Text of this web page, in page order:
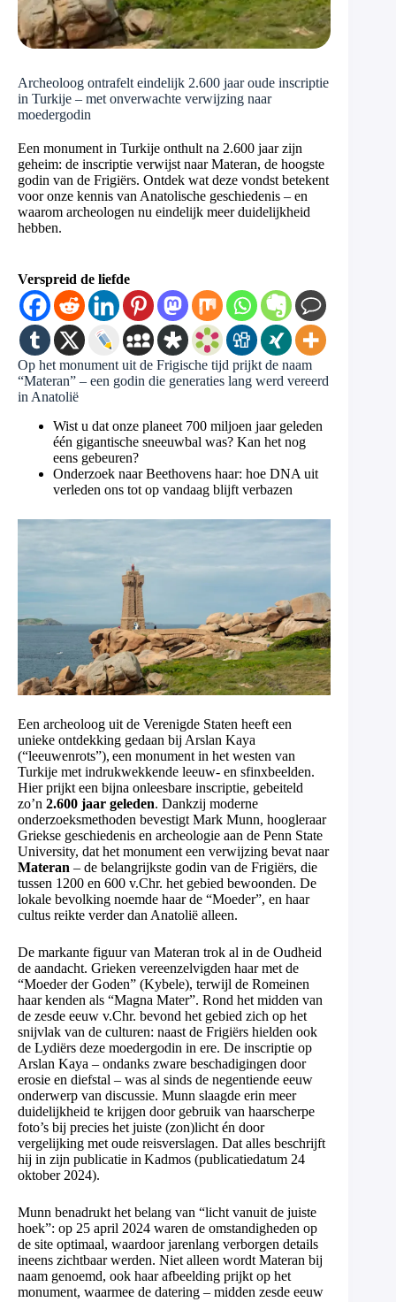
Archeoloog ontrafelt eindelijk 2.600 jaar oude inscriptie
in Turkije – met onverwachte verwijzing naar
moedergodin
Een monument in Turkije onthult na 2.600 jaar zijn
geheim: de inscriptie verwijst naar Materan, de hoogste
godin van de Frigiërs. Ontdek wat deze vondst betekent
voor onze kennis van Anatolische geschiedenis – en
waarom archeologen nu eindelijk meer duidelijkheid
hebben.
Verspreid de liefde
Op het monument uit de Frigische tijd prijkt de naam
“Materan” – een godin die generaties lang werd vereerd
in Anatolië
Wist u dat onze planeet 700 miljoen jaar geleden
één gigantische sneeuwbal was? Kan het nog
eens gebeuren?
Onderzoek naar Beethovens haar: hoe DNA uit
verleden ons tot op vandaag blijft verbazen
Een archeoloog uit de Verenigde Staten heeft een
unieke ontdekking gedaan bij Arslan Kaya
(“leeuwenrots”), een monument in het westen van
Turkije met indrukwekkende leeuw- en sfinxbeelden.
Hier prijkt een bijna onleesbare inscriptie, gebeiteld
zo’n 2.600 jaar geleden. Dankzij moderne
onderzoeksmethoden bevestigt Mark Munn, hoogleraar
Griekse geschiedenis en archeologie aan de Penn State
University, dat het monument een verwijzing bevat naar
Materan – de belangrijkste godin van de Frigiërs, die
tussen 1200 en 600 v.Chr. het gebied bewoonden. De
lokale bevolking noemde haar de “Moeder”, en haar
cultus reikte verder dan Anatolië alleen.
De markante figuur van Materan trok al in de Oudheid
de aandacht. Grieken vereenzelvigden haar met de
“Moeder der Goden” (Kybele), terwijl de Romeinen
haar kenden als “Magna Mater”. Rond het midden van
de zesde eeuw v.Chr. bevond het gebied zich op het
snijvlak van de culturen: naast de Frigiërs hielden ook
de Lydiërs deze moedergodin in ere. De inscriptie op
Arslan Kaya – ondanks zware beschadigingen door
erosie en diefstal – was al sinds de negentiende eeuw
onderwerp van discussie. Munn slaagde erin meer
duidelijkheid te krijgen door gebruik van haarscherpe
foto’s bij precies het juiste (zon)licht én door
vergelijking met oude reisverslagen. Dat alles beschrijft
hij in zijn publicatie in Kadmos (publicatiedatum 24
oktober 2024).
Munn benadrukt het belang van “licht vanuit de juiste
hoek”: op 25 april 2024 waren de omstandigheden op
de site optimaal, waardoor jarenlang verborgen details
ineens zichtbaar werden. Niet alleen wordt Materan bij
naam genoemd, ook haar afbeelding prijkt op het
monument, waarmee de datering – midden zesde eeuw